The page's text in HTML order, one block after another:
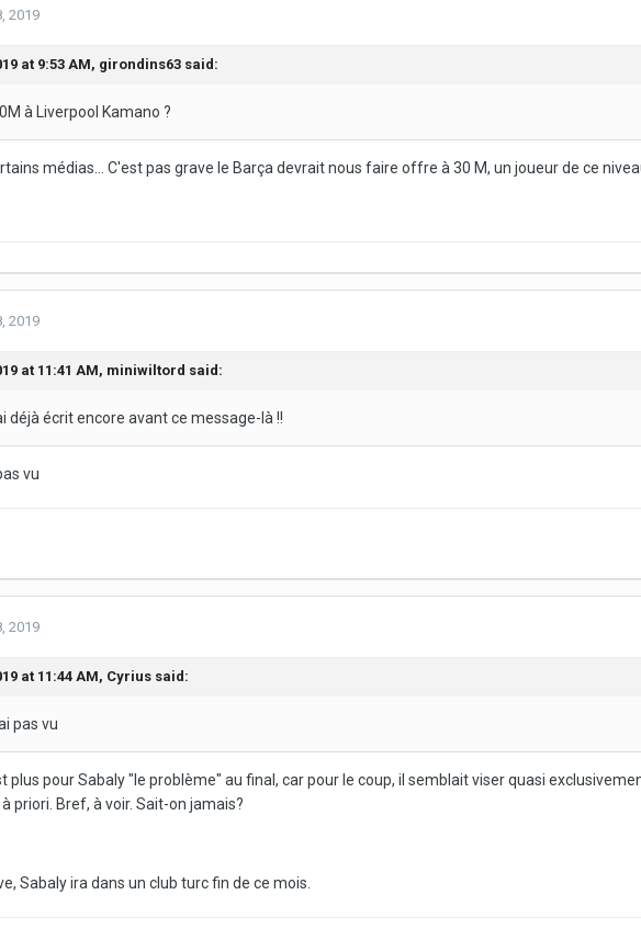
2019
at 9:53 AM, girondins63 said:
à Liverpool Kamano ?
médias... C'est pas grave le Barça devrait nous faire offre à 30 M, un joueur de ce
2019
at 11:41 AM, miniwiltord said:
déjà écrit encore avant ce message-là !!
vu
2019
at 11:44 AM, Cyrius said:
pas vu
plus pour Sabaly "le problème" au final, car pour le coup, il semblait viser quasi
priori. Bref, à voir. Sait-on jamais?
Sabaly ira dans un club turc fin de ce mois.